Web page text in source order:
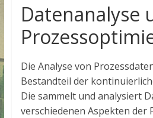
Datenanalyse
Die Analyse von
Bestandteil der
Die sammelt und analysiert
verschiedenen Aspekten der